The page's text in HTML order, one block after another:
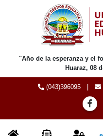
"Año de la esperanza y el
Huaraz, 08
(043)396095